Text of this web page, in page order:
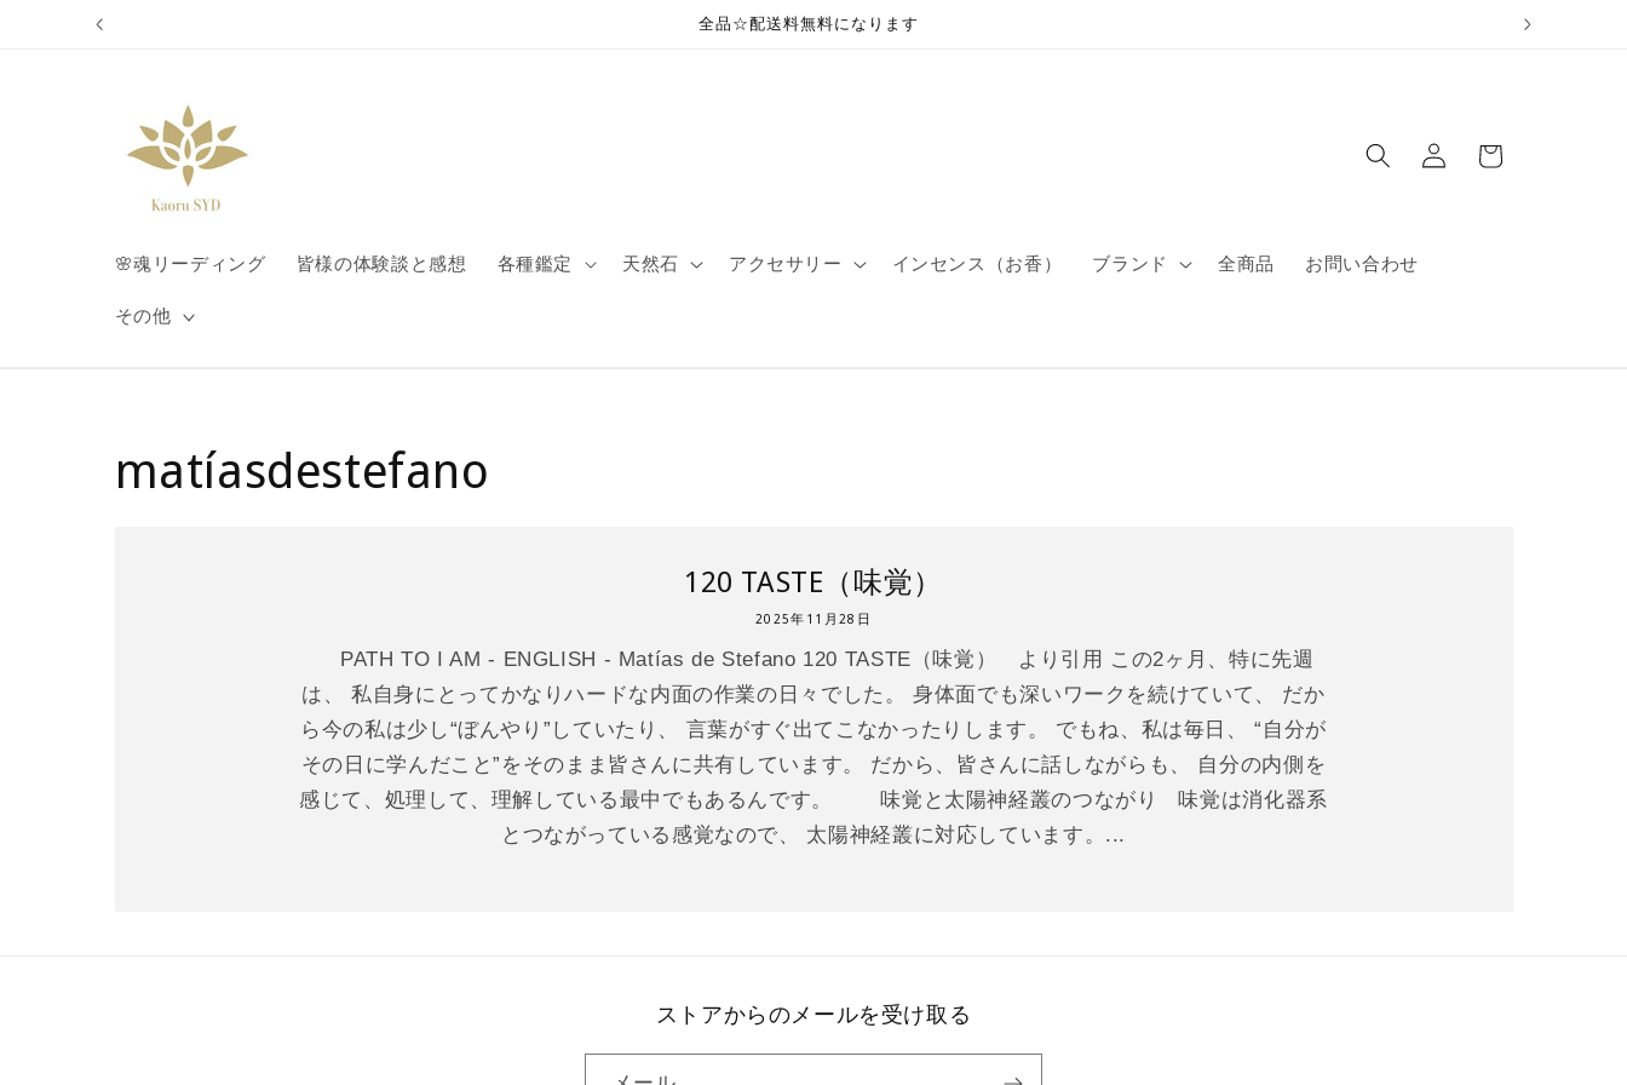
ンツに
全品☆配送料無料になります
🌸魂リーディング 皆様の体験談と感想 各種鑑定 天然石 アクセサリー インセンス（お香） ブランド 全商品 お問い合わせ
その他
グ
イ
ー
matíasdestefano
120 TASTE（味覚）
2025年11月28日
PATH TO I AM - ENGLISH - Matías de Stefano 120 TASTE（味覚） より引用 この2ヶ月、特に先週
は、 私自身にとってかなりハードな内面の作業の日々でした。 身体面でも深いワークを続けていて、 だか
ら今の私は少し“ぼんやり”していたり、 言葉がすぐ出てこなかったりします。 でもね、私は毎日、 “自分が
その日に学んだこと”をそのまま皆さんに共有しています。 だから、皆さんに話しながらも、 自分の内側を
感じて、処理して、理解している最中でもあるんです。 味覚と太陽神経叢のつながり 味覚は消化器系
とつながっている感覚なので、 太陽神経叢に対応しています。...
ストアからのメールを受け取る